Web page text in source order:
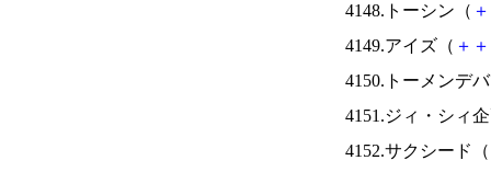
4148.トーシン（ ＋
4149.アイズ（ ＋ ＋
4150.トーメンデ
4151.ジィ・シィ
4152.サクシード（